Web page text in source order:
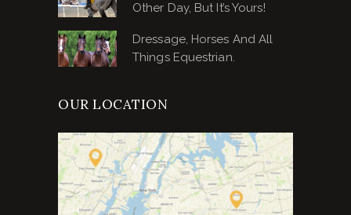
Other Day, But It’s Yours!
Dressage, Horses And All
Things Equestrian.
OUR LOCATION